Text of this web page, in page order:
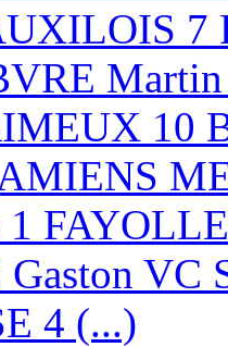
7
10
1
VC
4 (...)